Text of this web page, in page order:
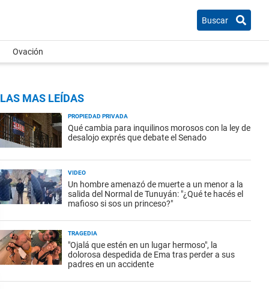
Buscar
Ovación
LAS MAS LEÍDAS
PROPIEDAD PRIVADA
Qué cambia para inquilinos morosos con la ley de
desalojo exprés que debate el Senado
VIDEO
Un hombre amenazó de muerte a un menor a la
salida del Normal de Tunuyán: "¿Qué te hacés el
mafioso si sos un princeso?"
TRAGEDIA
"Ojalá que estén en un lugar hermoso", la
dolorosa despedida de Ema tras perder a sus
padres en un accidente